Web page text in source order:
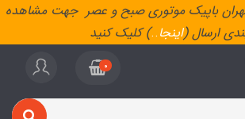
باپیک موتوری صبح و عصر جهت مشاهده
ارسال (اینجا..) کلیک کنید
0